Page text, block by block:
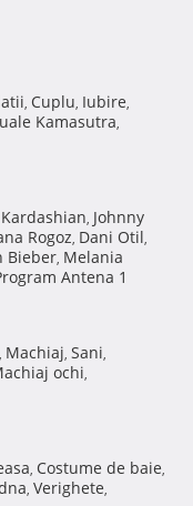
, Cuplu, Iubire,
Kamasutra,
, Johnny
Rogoz, Dani Otil,
Bieber, Melania
Antena 1
, Machiaj, Sani,
ochi,
, Costume de baie,
, Verighete,